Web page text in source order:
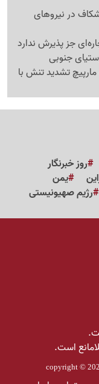
در نیروهای
جز پذیرش ندارد
تشدید تنش با
روز خبرنگار
یمن
رژیم صهیونیستی
است.
copyright ©